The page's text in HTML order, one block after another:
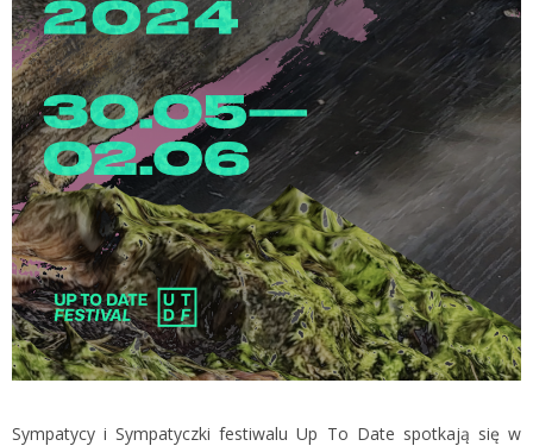
Sympatycy i Sympatyczki festiwalu Up To Date spotkają się w